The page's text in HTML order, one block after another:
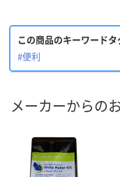
この商品のキーワードタ
#便利
メーカーからの